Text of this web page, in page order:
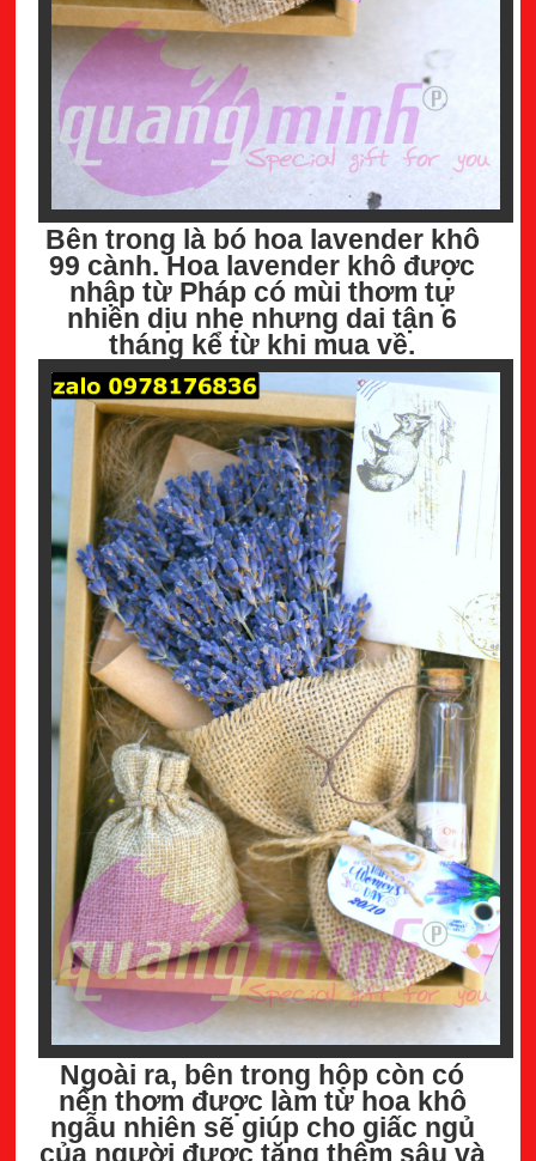
Bên trong là bó hoa lavender khô
99 cành. Hoa lavender khô được
nhập từ Pháp có mùi thơm tự
nhiên dịu nhẹ nhưng dai tận 6
tháng kể từ khi mua về.
Ngoài ra, bên trong hộp còn có
nến thơm được làm từ hoa khô
ngẫu nhiên sẽ giúp cho giấc ngủ
của người được tặng thêm sâu và